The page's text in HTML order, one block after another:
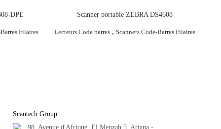
DPE
Filaires
Scanner portable ZEBRA DS4608
Lecteurs Code barres ,Scanners Code-Barres Filaires
Scantech Group
98, Avenue d'Afrique, El Menzah 5, Ariana -